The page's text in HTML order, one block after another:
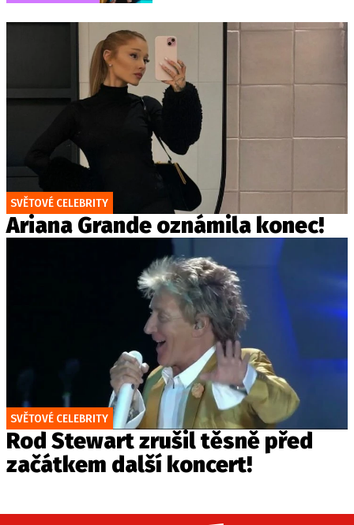
SVĚTOVÉ CELEBRITY
Ariana Grande oznámila konec!
SVĚTOVÉ CELEBRITY
Rod Stewart zrušil těsně před
začátkem další koncert!